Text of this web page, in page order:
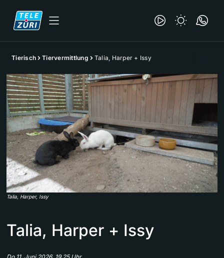
Tierisch Tiervermittlung Talia, Harper + Issy
Talia, Harper, Issy
Talia, Harper + Issy